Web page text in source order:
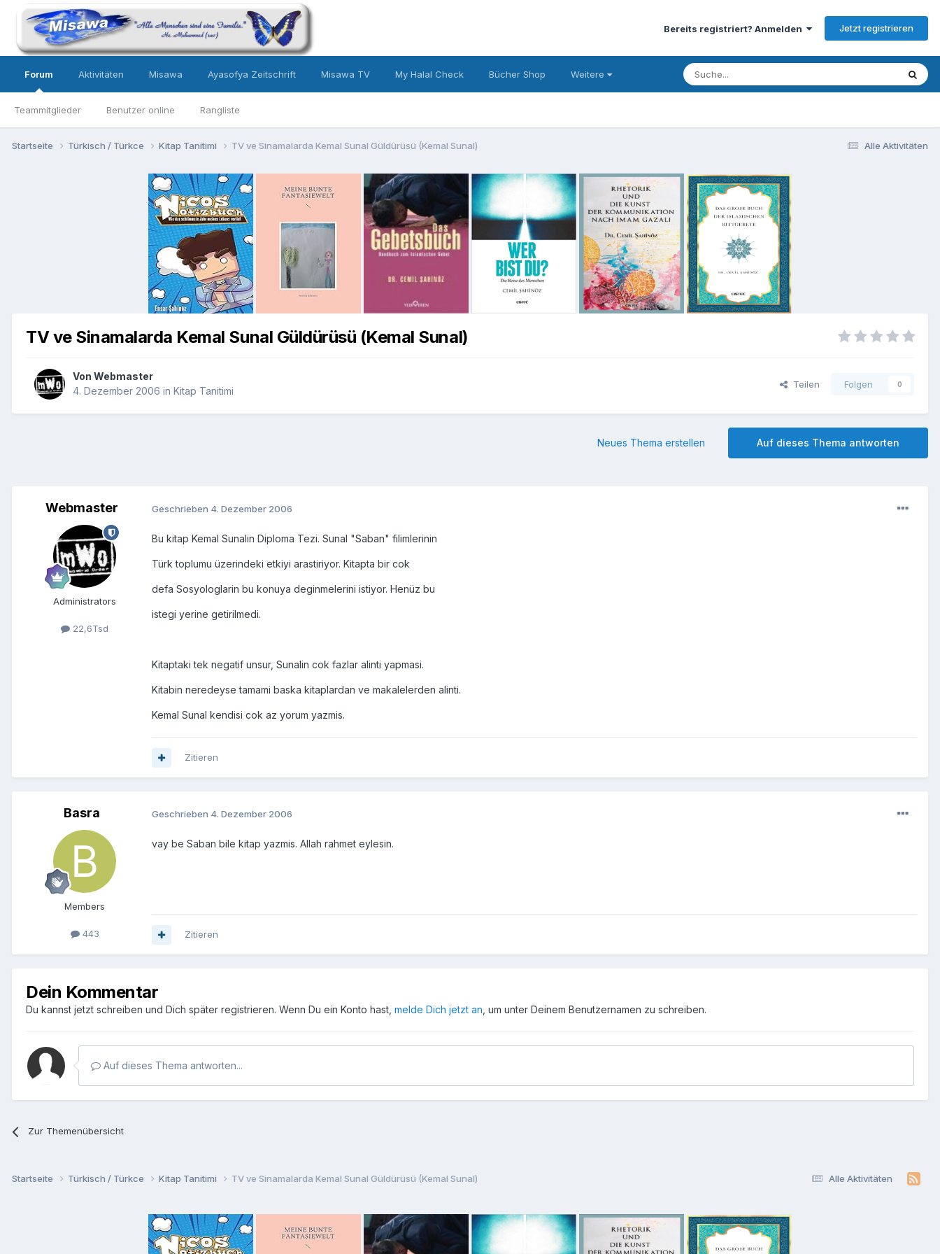
Bereits registriert? Anmelden Jetzt registrieren
Forum
Teammitglieder Benutzer online Rangliste
Aktivitäten Misawa Ayasofya Zeitschrift Misawa TV My Halal Check Bücher Shop Weitere
Alle Aktivitäten
Startseite Türkisch / Türkce Kitap Tanitimi TV ve Sinamalarda Kemal Sunal Güldürüsü (Kemal Sunal)
TV ve Sinamalarda Kemal Sunal Güldürüsü (Kemal Sunal)
Von Webmaster
4. Dezember 2006 in Kitap Tanitimi
Teilen Folgen 0
Auf dieses Thema antworten
Neues Thema erstellen
Webmaster
Administrators
22,6Tsd
Geschrieben 4. Dezember 2006
Bu kitap Kemal Sunalin Diploma Tezi. Sunal "Saban" filimlerinin
Türk toplumu üzerindeki etkiyi arastiriyor. Kitapta bir cok
defa Sosyologlarin bu konuya deginmelerini istiyor. Henüz bu
istegi yerine getirilmedi.
Kitaptaki tek negatif unsur, Sunalin cok fazlar alinti yapmasi.
Kitabin neredeyse tamami baska kitaplardan ve makalelerden alinti.
Kemal Sunal kendisi cok az yorum yazmis.
Zitieren
Basra
Members
443
Geschrieben 4. Dezember 2006
vay be Saban bile kitap yazmis. Allah rahmet eylesin.
Zitieren
Dein Kommentar
Du kannst jetzt schreiben und Dich später registrieren. Wenn Du ein Konto hast, melde Dich jetzt an , um unter Deinem Benutzernamen zu schreiben.
Auf dieses Thema antworten...
Zur Themenübersicht
Alle Aktivitäten
Startseite Türkisch / Türkce Kitap Tanitimi TV ve Sinamalarda Kemal Sunal Güldürüsü (Kemal Sunal)